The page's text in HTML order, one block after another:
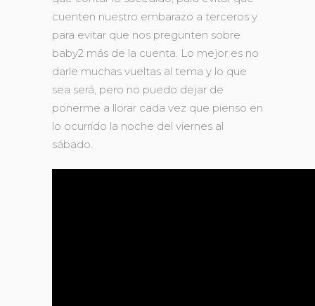
cuenten nuestro embarazo a terceros y
para evitar que nos pregunten sobre
baby2 más de la cuenta. Lo mejor es no
darle muchas vueltas al tema y lo que
sea será, pero no puedo dejar de
ponerme a llorar cada vez que pienso en
lo ocurrido la noche del viernes al
sábado.